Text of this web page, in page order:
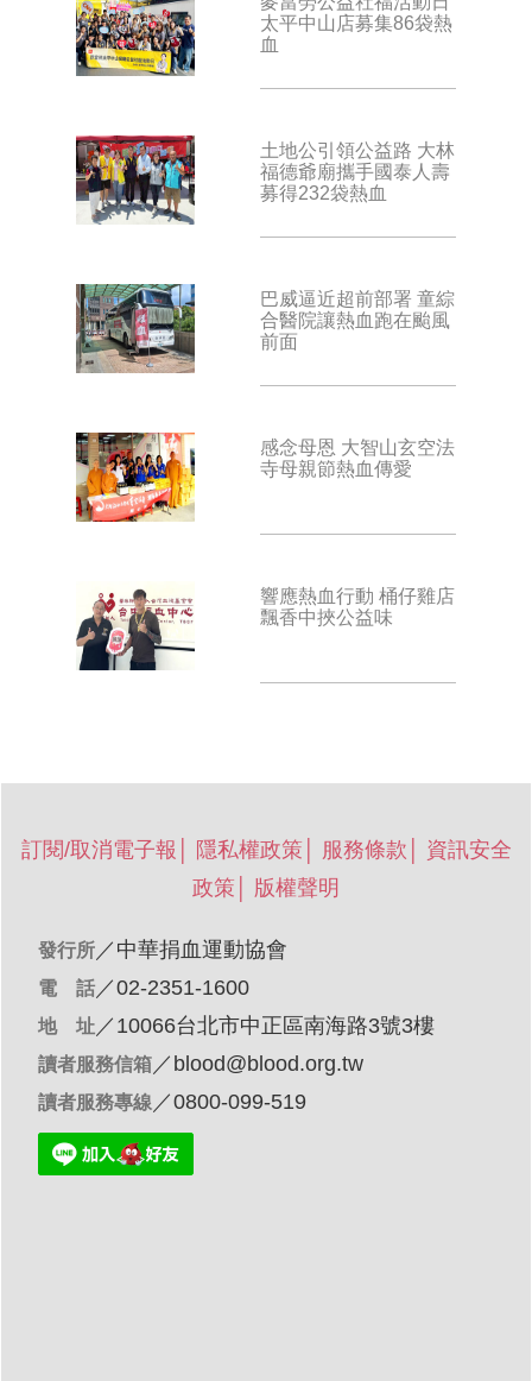
太平中山店募集86袋熱
血
土地公引領公益路 大林
福德爺廟攜手國泰人壽
募得232袋熱血
巴威逼近超前部署 童綜
合醫院讓熱血跑在颱風
前面
感念母恩 大智山玄空法
寺母親節熱血傳愛
響應熱血行動 桶仔雞店
飄香中挾公益味
訂閱/取消電子報 隱私權政策 服務條款
資訊安全
政策
版權聲明
發行所／ 中華捐血運動協會
電 話／02-2351-1600
地 址／10066台北市中正區南海路3號3樓
讀者服務信箱／ blood@blood.org.tw
讀者服務專線 ／0800-099-519